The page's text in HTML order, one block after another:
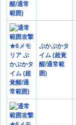
ぷかぷかタ
イム (超覚
醒/通常範
囲)